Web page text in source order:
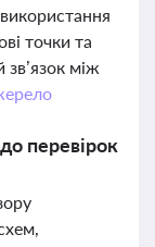
точки та
зв’язок між
перевірок